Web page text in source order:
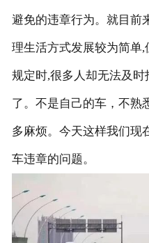
避免的违章行为。就目前
理生活方式发展较为简单
规定时,很多人却无法及
了。不是自己的车，不熟
多麻烦。今天这样我们现
车违章的问题。